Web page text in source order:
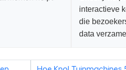
interactieve
die
data